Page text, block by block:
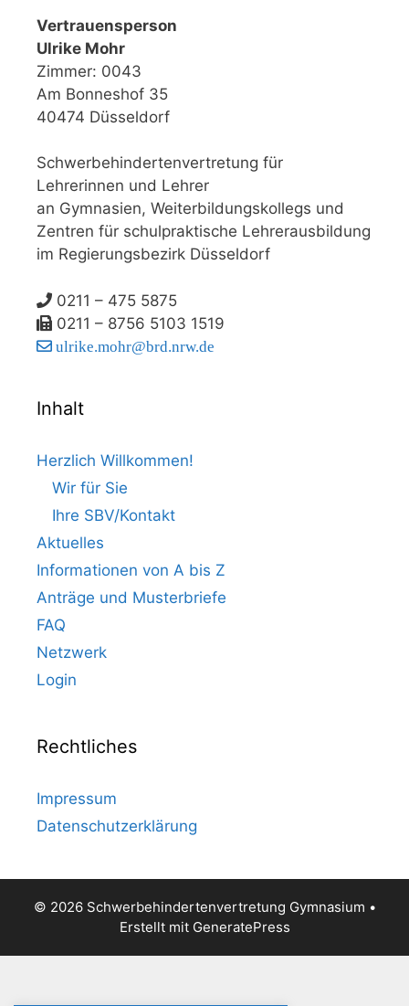
Vertrauensperson
Ulrike Mohr
Zimmer: 0043
Am Bonneshof 35
40474 Düsseldorf
Schwerbehindertenvertretung für
Lehrerinnen und Lehrer
an Gymnasien, Weiterbildungskollegs und
Zentren für schulpraktische Lehrerausbildung
im Regierungsbezirk Düsseldorf
0211 – 475 5875
0211 – 8756 5103 1519
ulrike.mohr@brd.nrw.de
Inhalt
Herzlich Willkommen!
Wir für Sie
Ihre SBV/Kontakt
Aktuelles
Informationen von A bis Z
Anträge und Musterbriefe
FAQ
Netzwerk
Login
Rechtliches
Impressum
Datenschutzerklärung
© 2026 Schwerbehindertenvertretung Gymnasium •
Erstellt mit GeneratePress